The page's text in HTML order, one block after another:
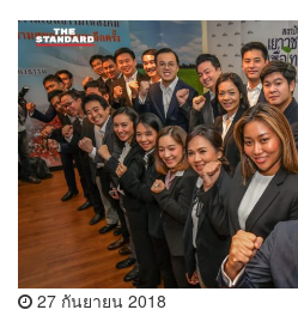
27 กันยายน 2018